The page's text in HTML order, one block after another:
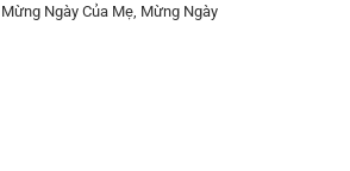
Mừng Ngày Của Mẹ Mừng Ngày